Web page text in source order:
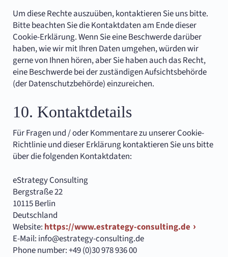
Um diese Rechte auszuüben, kontaktieren Sie uns bitte.
Bitte beachten Sie die Kontaktdaten am Ende dieser
Cookie-Erklärung. Wenn Sie eine Beschwerde darüber
haben, wie wir mit Ihren Daten umgehen, würden wir
gerne von Ihnen hören, aber Sie haben auch das Recht,
eine Beschwerde bei der zuständigen Aufsichtsbehörde
(der Datenschutzbehörde) einzureichen.
10. Kontaktdetails
Für Fragen und / oder Kommentare zu unserer Cookie-
Richtlinie und dieser Erklärung kontaktieren Sie uns bitte
über die folgenden Kontaktdaten:
eStrategy Consulting
Bergstraße 22
10115 Berlin
Deutschland
Website: https://www.estrategy-consulting.de
E-Mail: info@estrategy-consulting.de
Phone number: +49 (0)30 978 936 00